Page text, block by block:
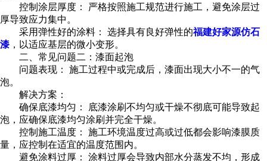
控制涂层厚度： 严格按照施工规范进行施工，避免涂层过
厚导致应力集中。
采用弹性好的涂料： 选择具有良好弹性的福建好家源仿石
漆 ，以适应基层的微小变形。
二、常见问题二：漆面起泡
问题表现： 施工过程中或完成后，漆面出现大小不一的气
泡。
解决方案：
确保底漆均匀： 底漆涂刷不均匀或干燥不彻底可能导致起
泡，应确保底漆均匀涂刷并完全干燥。
控制施工温度： 施工环境温度过高或过低都会影响漆膜质
量，应控制在适宜的温度范围内。
避免涂料过厚： 涂料过厚会导致内部水分蒸发不均，形成